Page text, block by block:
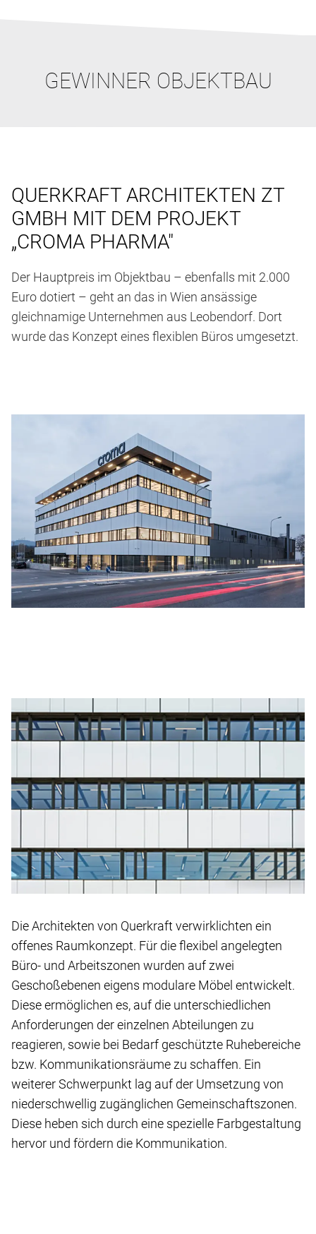
GEWINNER OBJEKTBAU
QUERKRAFT ARCHITEKTEN ZT
GMBH MIT DEM PROJEKT
„CROMA PHARMA"
Der Hauptpreis im Objektbau – ebenfalls mit 2.000
Euro dotiert – geht an das in Wien ansässige
gleichnamige Unternehmen aus Leobendorf. Dort
wurde das Konzept eines flexiblen Büros umgesetzt.
Die Architekten von Querkraft verwirklichten ein
offenes Raumkonzept. Für die flexibel angelegten
Büro- und Arbeitszonen wurden auf zwei
Geschoßebenen eigens modulare Möbel entwickelt.
Diese ermöglichen es, auf die unterschiedlichen
Anforderungen der einzelnen Abteilungen zu
reagieren, sowie bei Bedarf geschützte Ruhebereiche
bzw. Kommunikationsräume zu schaffen. Ein
weiterer Schwerpunkt lag auf der Umsetzung von
niederschwellig zugänglichen Gemeinschaftszonen.
Diese heben sich durch eine spezielle Farbgestaltung
hervor und fördern die Kommunikation.